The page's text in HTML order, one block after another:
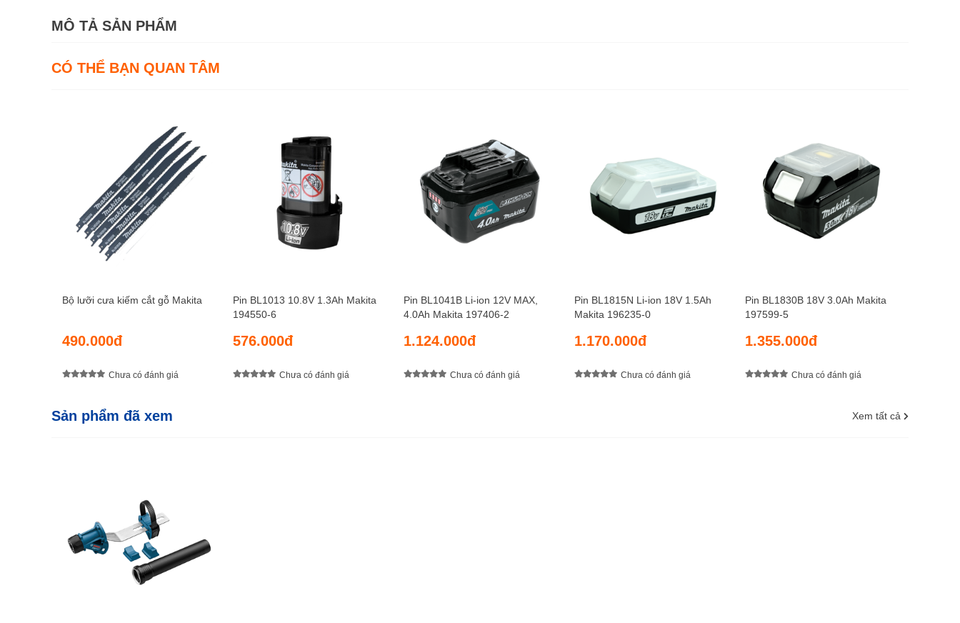
MÔ TẢ SẢN PHẨM
CÓ THỂ BẠN QUAN TÂM
Bộ lưỡi cưa kiếm cắt gỗ Makita
490.000đ
Chưa có đánh giá
Pin BL1013 10.8V 1.3Ah Makita
194550-6
576.000đ
Chưa có đánh giá
Pin BL1041B Li-ion 12V MAX,
4.0Ah Makita 197406-2
1.124.000đ
Chưa có đánh giá
Pin BL1815N Li-ion 18V 1.5Ah
Makita 196235-0
1.170.000đ
Chưa có đánh giá
Pin BL1830B 18V 3.0Ah Makita
197599-5
1.355.000đ
Chưa có đánh giá
Sản phẩm đã xem Xem tất cả